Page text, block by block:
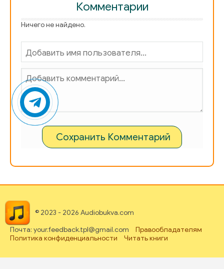
Комментарии
Ничего не найдено.
Сохранить Комментарий
© 2023 - 2026 Audiobukva.com
Почта: your.feedback.tpl@gmail.com
Правообладателям
Политика конфиденциальности
Читать книги